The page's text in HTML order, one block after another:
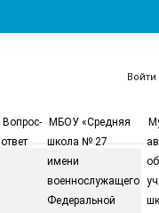
Войти
Вопрос-
ответ
МБОУ «Средняя
школа № 27
имени
военнослужащего
Федеральной